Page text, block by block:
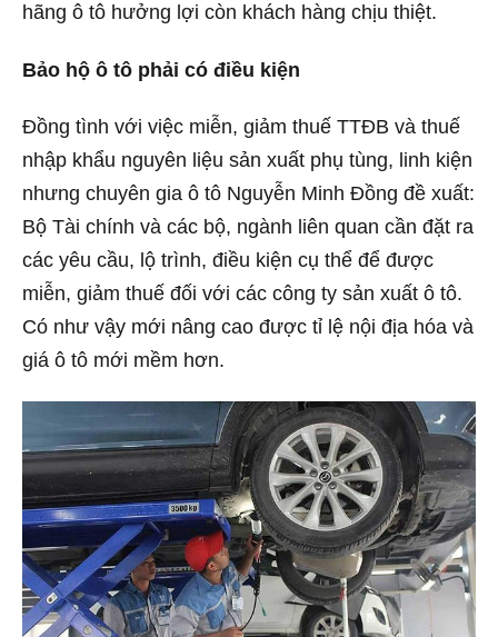
hãng ô tô hưởng lợi còn khách hàng chịu thiệt.
Bảo hộ ô tô phải có điều kiện
Đồng tình với việc miễn, giảm thuế TTĐB và thuế
nhập khẩu nguyên liệu sản xuất phụ tùng, linh kiện
nhưng chuyên gia ô tô Nguyễn Minh Đồng đề xuất:
Bộ Tài chính và các bộ, ngành liên quan cần đặt ra
các yêu cầu, lộ trình, điều kiện cụ thể để được
miễn, giảm thuế đối với các công ty sản xuất ô tô.
Có như vậy mới nâng cao được tỉ lệ nội địa hóa và
giá ô tô mới mềm hơn.